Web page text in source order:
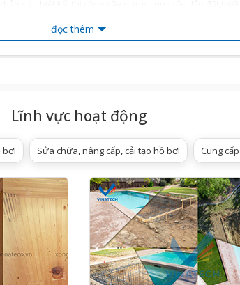
xông hơi, đài phun nước trước khi bàn giao cho khách
của khách hàng.
phù hợp nhất, sử dụng hiệu quả tài chính của khách
đọc thêm
Lĩnh vực hoạt động
bơi Sửa chữa, nâng cấp, cải tạo hồ bơi Cung